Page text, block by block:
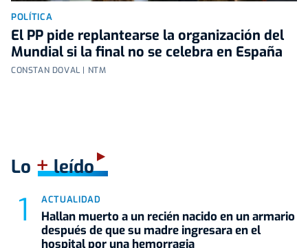
POLÍTICA
El PP pide replantearse la organización del
Mundial si la final no se celebra en España
CONSTAN DOVAL | NTM
Lo +leído
ACTUALIDAD
Hallan muerto a un recién nacido en un armario
después de que su madre ingresara en el
hospital por una hemorragia